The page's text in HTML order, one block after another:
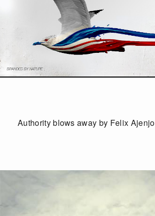
Authority blows away by Felix Ajenjo